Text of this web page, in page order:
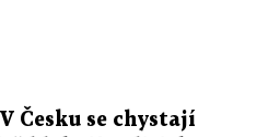
Česku se chystají